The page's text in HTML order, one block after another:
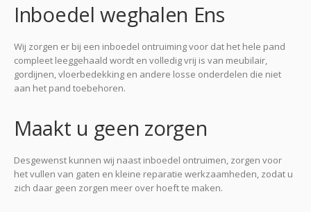
Inboedel weghalen Ens
Wij zorgen er bij een inboedel ontruiming voor dat het hele pand
compleet leeggehaald wordt en volledig vrij is van meubilair,
gordijnen, vloerbedekking en andere losse onderdelen die niet
aan het pand toebehoren.
Maakt u geen zorgen
Desgewenst kunnen wij naast inboedel ontruimen, zorgen voor
het vullen van gaten en kleine reparatie werkzaamheden, zodat u
zich daar geen zorgen meer over hoeft te maken.